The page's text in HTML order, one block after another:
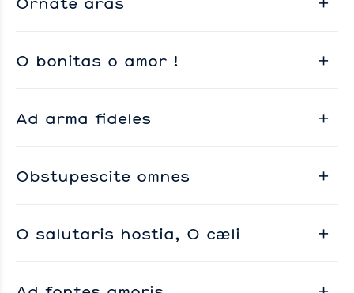
O bonitas o amor !
Ad arma fideles
Obstupescite omnes
O salutaris hostia, O cæli